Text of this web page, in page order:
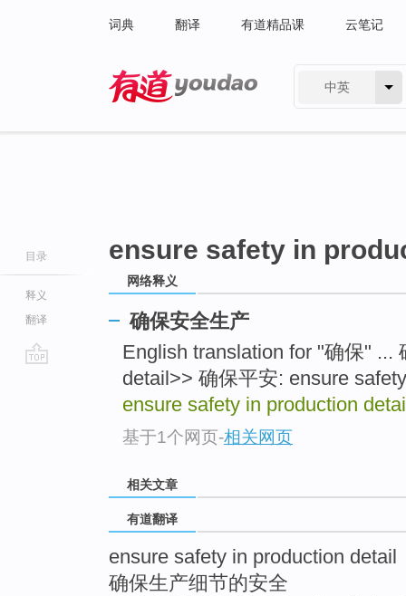
词典 翻译 有道精品课 云笔记
中英
目录
释义
翻译
ensure safety in
网络释义
确保安全生产
English translation for "确保" ...
detail>> 确保平安: ensure
ensure safety in production
基于1个网页-相关网页
相关文章
有道翻译
ensure safety in production detail
确保生产细节的安全